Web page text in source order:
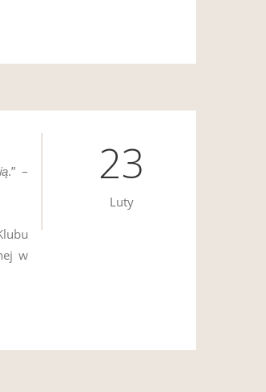
23
Luty
.” –
w